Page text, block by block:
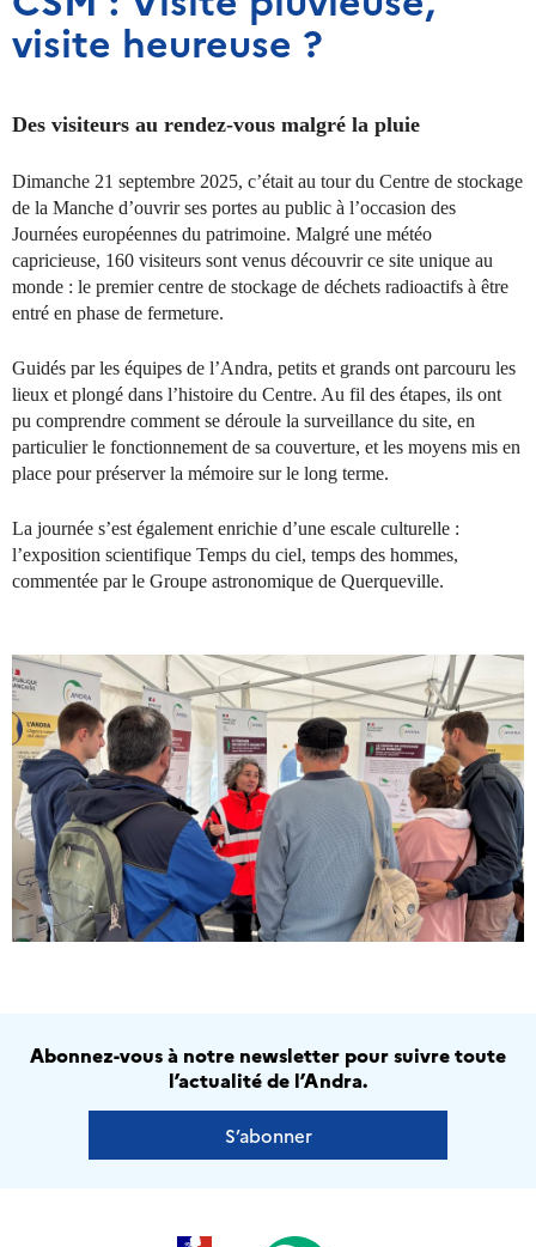
visite heureuse ?
Des visiteurs au rendez-vous malgré la pluie
Dimanche 21 septembre 2025, c’était au tour du Centre de stockage
de la Manche d’ouvrir ses portes au public à l’occasion des
Journées européennes du patrimoine. Malgré une météo
capricieuse, 160 visiteurs sont venus découvrir ce site unique au
monde : le premier centre de stockage de déchets radioactifs à être
entré en phase de fermeture.
Guidés par les équipes de l’Andra, petits et grands ont parcouru les
lieux et plongé dans l’histoire du Centre. Au fil des étapes, ils ont
pu comprendre comment se déroule la surveillance du site, en
particulier le fonctionnement de sa couverture, et les moyens mis en
place pour préserver la mémoire sur le long terme.
La journée s’est également enrichie d’une escale culturelle :
l’exposition scientifique Temps du ciel, temps des hommes,
commentée par le Groupe astronomique de Querqueville.
Abonnez-vous à notre newsletter pour suivre toute
l’actualité de l’Andra.
S’abonner